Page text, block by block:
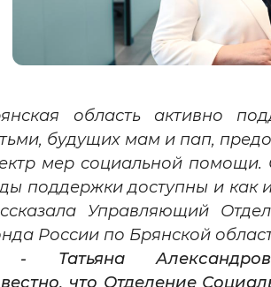
Звуковой
Вернуть стандартные
область активно
будущих мам и пап,
мер социальной
поддержки доступны и как
Управляющий
России по Брянской
- Татьяна
что Отделение